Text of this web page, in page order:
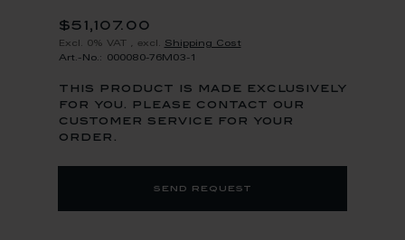
$51,107.00
Excl. 0% VAT excl. Shipping Cost
Art.-No.: 000080-76M03-1
this product is made exclusively
for you. please contact our
customer service for your
order.
send request